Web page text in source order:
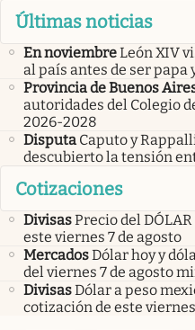
Últimas noticias
En noviembreLeón XIV
al país antes de ser
Provincia de Buenos
autoridades del Colegio
2026-2028
Disputa Caputo y
descubierto la tensión
Cotizaciones
DivisasPrecio del
este viernes 7 de agosto
MercadosDólar hoy y
del viernes 7 de agosto
DivisasDólar a peso
cotización de este